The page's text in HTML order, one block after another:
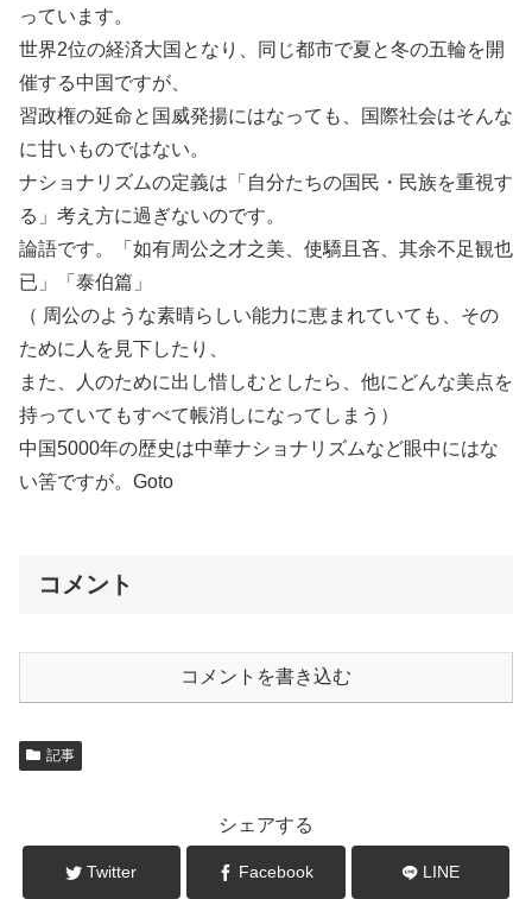
っています。
世界2位の経済大国となり、同じ都市で夏と冬の五輪を開
催する中国ですが、
習政権の延命と国威発揚にはなっても、国際社会はそんな
に甘いものではない。
ナショナリズムの定義は「自分たちの国民・民族を重視す
る」考え方に過ぎないのです。
論語です。「如有周公之才之美、使驕且吝、其余不足観也
已」「泰伯篇」
（ 周公のような素晴らしい能力に恵まれていても、その
ために人を見下したり、
また、人のために出し惜しむとしたら、他にどんな美点を
持っていてもすべて帳消しになってしまう）
中国5000年の歴史は中華ナショナリズムなど眼中にはな
い筈ですが。Goto
コメント
コメントを書き込む
記事
シェアする
Twitter Facebook LINE